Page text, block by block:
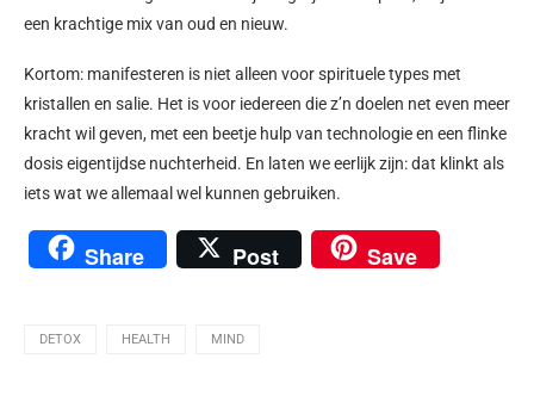
een krachtige mix van oud en nieuw.
Kortom: manifesteren is niet alleen voor spirituele types met
kristallen en salie. Het is voor iedereen die z’n doelen net even meer
kracht wil geven, met een beetje hulp van technologie en een flinke
dosis eigentijdse nuchterheid. En laten we eerlijk zijn: dat klinkt als
iets wat we allemaal wel kunnen gebruiken.
Share Post Save
DETOX HEALTH MIND